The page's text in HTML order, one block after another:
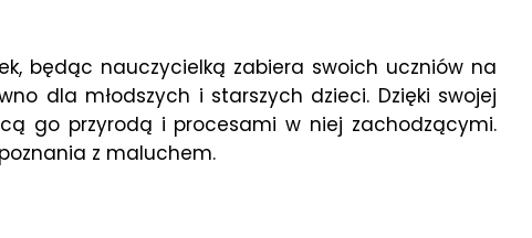
będąc nauczycielką zabiera swoich uczniów na
dla młodszych i starszych dzieci. Dzięki swojej
go przyrodą i procesami w niej zachodzącymi.
z maluchem.